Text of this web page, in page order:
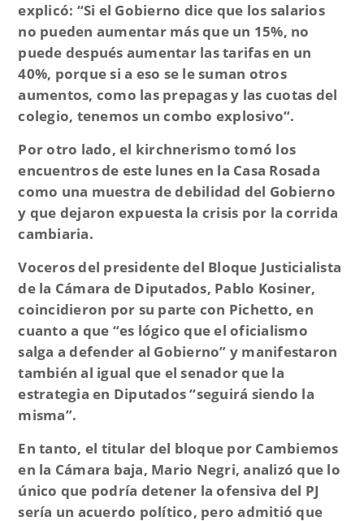
explicó: “Si el Gobierno dice que los salarios
no pueden aumentar más que un 15%, no
puede después aumentar las tarifas en un
40%, porque si a eso se le suman otros
aumentos, como las prepagas y las cuotas del
colegio, tenemos un combo explosivo“.
Por otro lado, el kirchnerismo tomó los
encuentros de este lunes en la Casa Rosada
como una muestra de debilidad del Gobierno
y que dejaron expuesta la crisis por la corrida
cambiaria.
Voceros del presidente del Bloque Justicialista
de la Cámara de Diputados, Pablo Kosiner,
coincidieron por su parte con Pichetto, en
cuanto a que “es lógico que el oficialismo
salga a defender al Gobierno” y manifestaron
también al igual que el senador que la
estrategia en Diputados “seguirá siendo la
misma”.
En tanto, el titular del bloque por Cambiemos
en la Cámara baja, Mario Negri, analizó que lo
único que podría detener la ofensiva del PJ
sería un acuerdo político, pero admitió que